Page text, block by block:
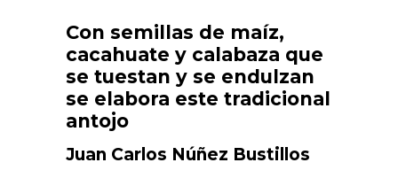
Con semillas de maíz,
cacahuate y calabaza que
se tuestan y se endulzan
se elabora este tradicional
antojo
Juan Carlos Núñez Bustillos